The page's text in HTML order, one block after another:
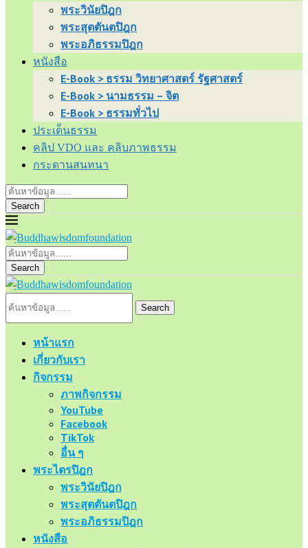
พระวินัยปิฎก
พระสุตตันตปิฎก
พระอภิธรรมปิฎก
หนังสือ
E-Book > ธรรม วิทยาศาสตร์ รัฐศาสตร์
E-Book > นามธรรม – จิต
E-Book > ธรรมทั่วไป
ประเด็นธรรม
คลิป VDO และ คลิบภาพธรรม
กระดานสนทนา
Search
Search
Search
หน้าแรก
เกี่ยวกับเรา
กิจกรรม
ภาพกิจกรรม
YouTube
Facebook
TikTok
อื่น ๆ
พระไตรปิฎก
พระวินัยปิฎก
พระสุตตันตปิฎก
พระอภิธรรมปิฎก
หนังสือ